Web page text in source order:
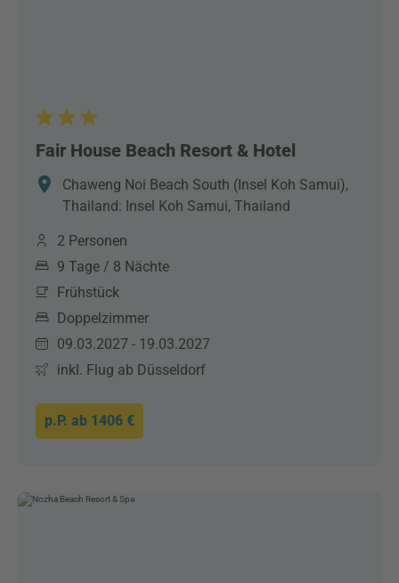
Fair House Beach Resort & Hotel
Chaweng Noi Beach South (Insel Koh Samui),
Thailand: Insel Koh Samui, Thailand
2 Personen
9 Tage / 8 Nächte
Frühstück
Doppelzimmer
09.03.2027 - 19.03.2027
inkl. Flug ab Düsseldorf
p.P. ab 1406 €